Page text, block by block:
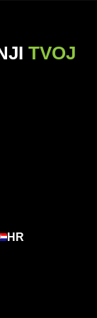
TVOJ
HR